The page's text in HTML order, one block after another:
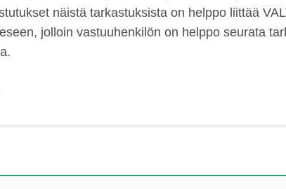
näistä tarkastuksista on helppo liittää
jolloin vastuuhenkilön on helppo seurata